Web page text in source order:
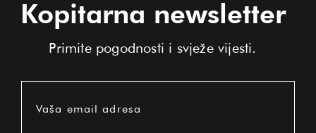
Kopitarna newsletter
Primite pogodnosti i svježe vijesti.
Vaša email adresa